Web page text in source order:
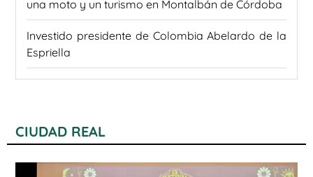
una moto y un turismo en Montalbán de Córdoba
Investido presidente de Colombia Abelardo de la
Espriella
CIUDAD REAL